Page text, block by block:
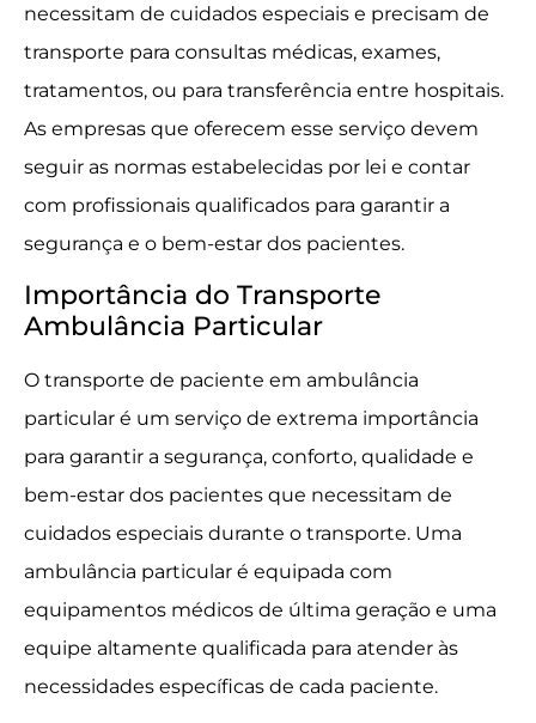
necessitam de cuidados especiais e precisam de
transporte para consultas médicas, exames,
tratamentos, ou para transferência entre hospitais.
As empresas que oferecem esse serviço devem
seguir as normas estabelecidas por lei e contar
com profissionais qualificados para garantir a
segurança e o bem-estar dos pacientes.
Importância do Transporte
Ambulância Particular
O transporte de paciente em ambulância
particular é um serviço de extrema importância
para garantir a segurança, conforto, qualidade e
bem-estar dos pacientes que necessitam de
cuidados especiais durante o transporte. Uma
ambulância particular é equipada com
equipamentos médicos de última geração e uma
equipe altamente qualificada para atender às
necessidades específicas de cada paciente.